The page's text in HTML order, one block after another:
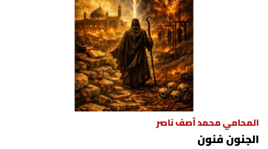
المحامي محمد آصف ناصر
الجنون فنون